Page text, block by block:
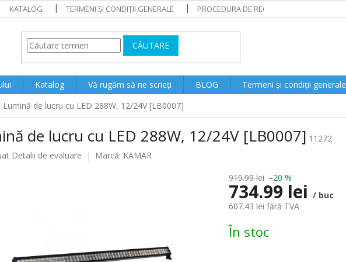
KATALOG TERMENI ȘI CONDIȚII GENERALE PROCEDURA DE RECLAMAȚII
CĂUTARE
Katalog Vă rugăm să ne scrieți BLOG
Termeni și condiții generale
Lumină de lucru cu LED 288W, 12/24V [LB0007]
de lucru cu LED 288W, 12/24V [LB0007] 11272
Detalii de evaluare Marcă: KAMAR
919.99 lei –20 %
734.99 lei / buc
607.43 lei fără TVA
Evaluare
preţ:
În stoc